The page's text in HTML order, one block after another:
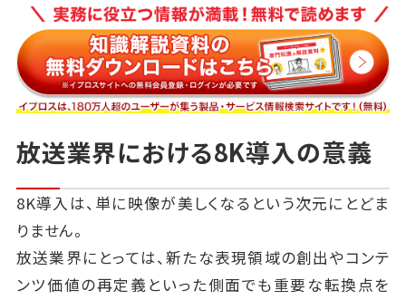
放送業界における8K導入の意義
8K導入は、単に映像が美しくなるという次元にとどま
りません。
放送業界にとっては、新たな表現領域の創出やコンテ
ンツ価値の再定義といった側面でも重要な転換点を